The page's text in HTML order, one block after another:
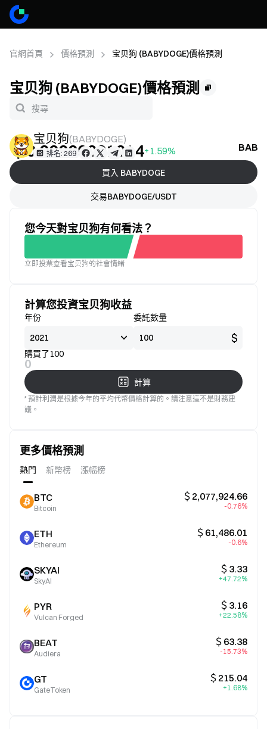
官網首頁 價格預測 宝贝狗 (BABYDOGE)價格預測
宝贝狗 (BABYDOGE)價格預測
宝贝狗(BABYDOGE)
排名: 269
＄0.00000001014+1.59%
買入 BABYDOGE
交易BABYDOGE/USDT
您今天對宝贝狗有何看法？
標準
不滿
立即投票查看宝贝狗的社會情緒
計算您投資宝贝狗收益
年份 委託數量
$
購買了100
0
計算
* 預計利潤是根據今年的平均代幣價格計算的。請注意這不是財務建
議。
更多價格預測
熱門 新幣榜 漲幅榜
BTC
Bitcoin
＄2,077,924.66
-0.76%
ETH
Ethereum
＄61,486.01
-0.6%
SKYAI
SkyAI
＄3.33
+47.72%
PYR
Vulcan Forged
＄3.16
+22.58%
BEAT
Audiera
＄63.38
-15.73%
GT
GateToken
＄215.04
+1.68%